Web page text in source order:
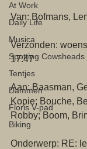
At Work
Daily Life
Musica
Spotting Cowsheads
Tentjes
Dammen
Floris V-pad
Biking
Van: Bofmans,
Verzonden:
17:47
Aan: Baasman,
Kopie: Bouche,
Robby; Boom,
Onderwerp: RE: